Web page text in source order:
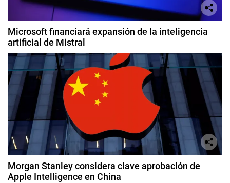
Microsoft financiará expansión de la inteligencia
artificial de Mistral
Morgan Stanley considera clave aprobación de
Apple Intelligence en China